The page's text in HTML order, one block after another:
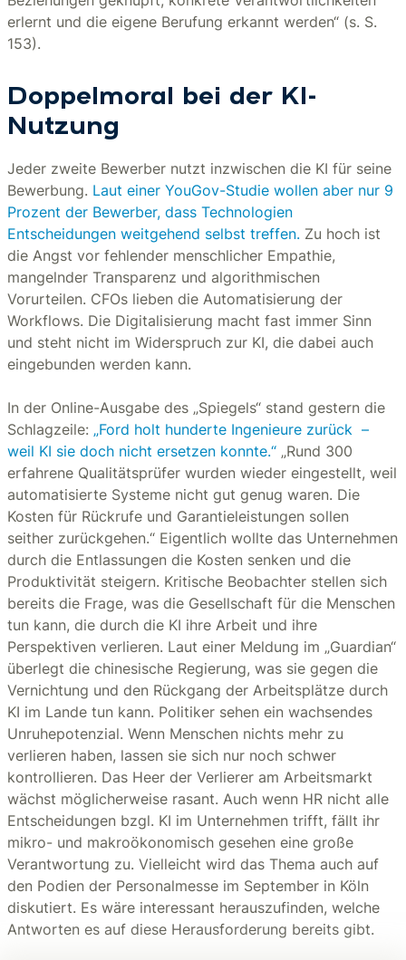
erlernt und die eigene Berufung erkannt werden“ (s. S.
153).
Doppelmoral bei der KI-
Nutzung
Jeder zweite Bewerber nutzt inzwischen die KI für seine
Bewerbung. Laut einer YouGov-Studie wollen aber nur 9
Prozent der Bewerber, dass Technologien
Entscheidungen weitgehend selbst treffen. Zu hoch ist
die Angst vor fehlender menschlicher Empathie,
mangelnder Transparenz und algorithmischen
Vorurteilen. CFOs lieben die Automatisierung der
Workflows. Die Digitalisierung macht fast immer Sinn
und steht nicht im Widerspruch zur KI, die dabei auch
eingebunden werden kann.
In der Online-Ausgabe des „Spiegels“ stand gestern die
Schlagzeile: „Ford holt hunderte Ingenieure zurück –
weil KI sie doch nicht ersetzen konnte.“ „Rund 300
erfahrene Qualitätsprüfer wurden wieder eingestellt, weil
automatisierte Systeme nicht gut genug waren. Die
Kosten für Rückrufe und Garantieleistungen sollen
seither zurückgehen.“ Eigentlich wollte das Unternehmen
durch die Entlassungen die Kosten senken und die
Produktivität steigern. Kritische Beobachter stellen sich
bereits die Frage, was die Gesellschaft für die Menschen
tun kann, die durch die KI ihre Arbeit und ihre
Perspektiven verlieren. Laut einer Meldung im „Guardian“
überlegt die chinesische Regierung, was sie gegen die
Vernichtung und den Rückgang der Arbeitsplätze durch
KI im Lande tun kann. Politiker sehen ein wachsendes
Unruhepotenzial. Wenn Menschen nichts mehr zu
verlieren haben, lassen sie sich nur noch schwer
kontrollieren. Das Heer der Verlierer am Arbeitsmarkt
wächst möglicherweise rasant. Auch wenn HR nicht alle
Entscheidungen bzgl. KI im Unternehmen trifft, fällt ihr
mikro- und makroökonomisch gesehen eine große
Verantwortung zu. Vielleicht wird das Thema auch auf
den Podien der Personalmesse im September in Köln
diskutiert. Es wäre interessant herauszufinden, welche
Antworten es auf diese Herausforderung bereits gibt.